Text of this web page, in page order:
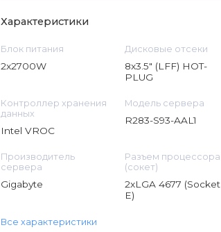
Характеристики
Блок питания
2x2700W
Дисковые отсеки
8x3.5" (LFF) HOT-
PLUG
Контроллер хранения
данных
Intel VROC
Модель сервера
R283-S93-AAL1
Производитель
сервера
Gigabyte
Разъем процессора
(сокет)
2xLGA 4677 (Socket
E)
Все характеристики